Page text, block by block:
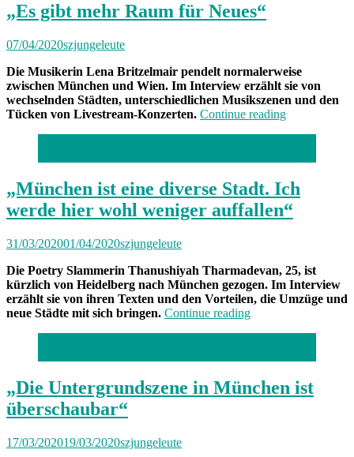
„Es gibt mehr Raum für Neues“
07/04/2020szjungeleute
Die Musikerin Lena Britzelmair pendelt normalerweise
zwischen München und Wien. Im Interview erzählt sie von
wechselnden Städten, unterschiedlichen Musikszenen und den
Tücken von Livestream-Konzerten. Continue reading„„Es
Neues““
„München ist eine diverse Stadt. Ich
werde hier wohl weniger auffallen“
31/03/202001/04/2020szjungeleute
Die Poetry Slammerin Thanushiyah Tharmadevan, 25, ist
kürzlich von Heidelberg nach München gezogen. Im Interview
erzählt sie von ihren Texten und den Vorteilen, die Umzüge und
neue Städte mit sich bringen. Continue reading„„München
Ich
werde
„Die Untergrundszene in München ist
überschaubar“
17/03/202019/03/2020szjungeleute